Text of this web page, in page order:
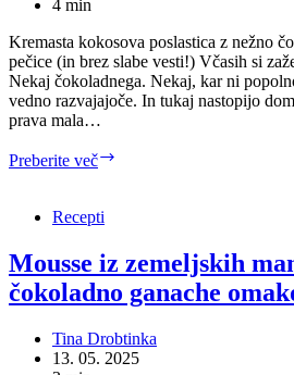
4 min
Kremasta kokosova poslastica z nežno
pečice (in brez slabe vesti!) Včasih si
Nekaj čokoladnega. Nekaj, kar ni
vedno razvajajoče. In tukaj nastopijo
prava mala…
Preberite več
v
vsakem
grižljaju
Recepti
Mousse iz zemeljskih
čokoladno ganache
Tina Drobtinka
13. 05. 2025